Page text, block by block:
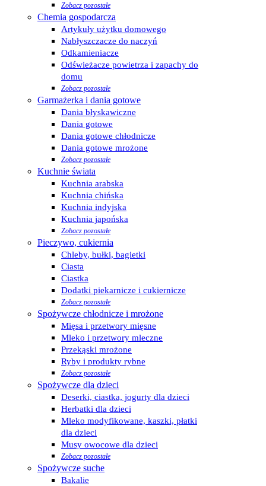
Zobacz pozostałe
Chemia gospodarcza
Artykuły użytku domowego
Nabłyszczacze do naczyń
Odkamieniacze
Odświeżacze powietrza i zapachy do
domu
Zobacz pozostałe
Garmażerka i dania gotowe
Dania błyskawiczne
Dania gotowe
Dania gotowe chłodnicze
Dania gotowe mrożone
Zobacz pozostałe
Kuchnie świata
Kuchnia arabska
Kuchnia chińska
Kuchnia indyjska
Kuchnia japońska
Zobacz pozostałe
Pieczywo, cukiernia
Chleby, bułki, bagietki
Ciasta
Ciastka
Dodatki piekarnicze i cukiernicze
Zobacz pozostałe
Spożywcze chłodnicze i mrożone
Mięsa i przetwory mięsne
Mleko i przetwory mleczne
Przekąski mrożone
Ryby i produkty rybne
Zobacz pozostałe
Spożywcze dla dzieci
Deserki, ciastka, jogurty dla dzieci
Herbatki dla dzieci
Mleko modyfikowane, kaszki, płatki
dla dzieci
Musy owocowe dla dzieci
Zobacz pozostałe
Spożywcze suche
Bakalie